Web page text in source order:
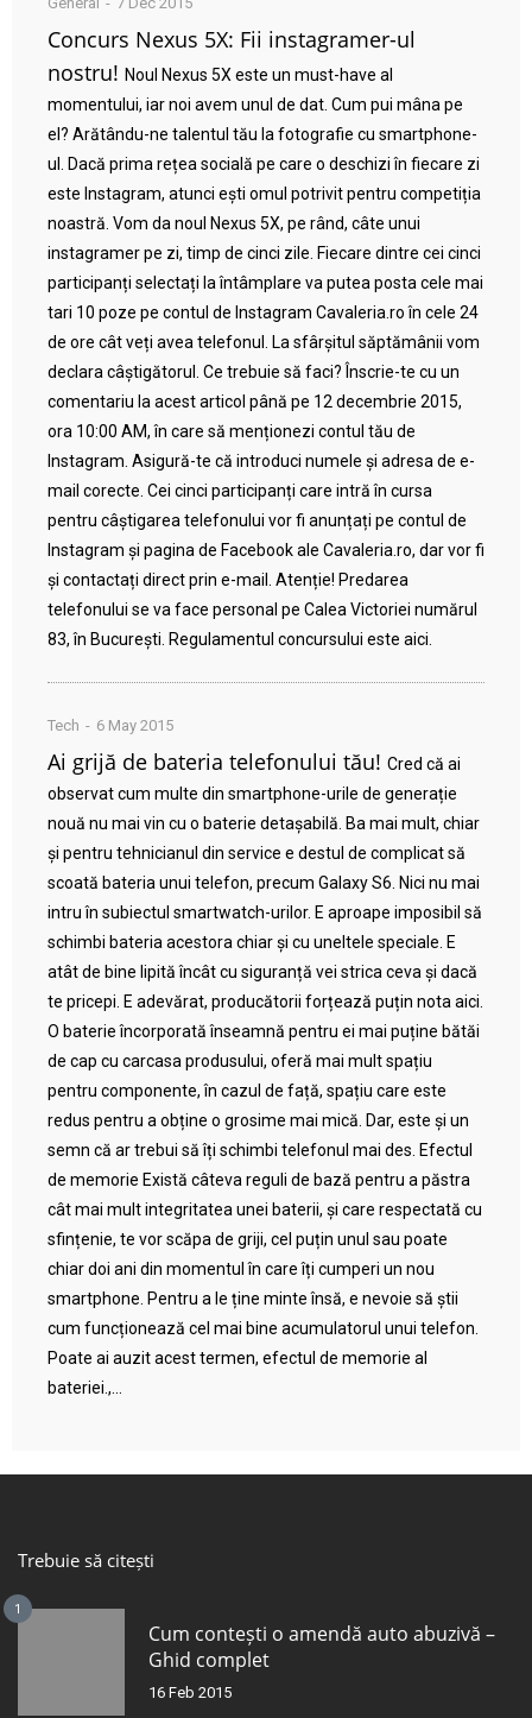
Concurs Nexus 5X: Fii instagramer-ul
nostru! Noul Nexus 5X este un must-have al
momentului, iar noi avem unul de dat. Cum pui mâna pe
el? Arătându-ne talentul tău la fotografie cu smartphone-
ul. Dacă prima rețea socială pe care o deschizi în fiecare zi
este Instagram, atunci ești omul potrivit pentru competiția
noastră. Vom da noul Nexus 5X, pe rând, câte unui
instagramer pe zi, timp de cinci zile. Fiecare dintre cei cinci
participanți selectați la întâmplare va putea posta cele mai
tari 10 poze pe contul de Instagram Cavaleria.ro în cele 24
de ore cât veți avea telefonul. La sfârșitul săptămânii vom
declara câștigătorul. Ce trebuie să faci? Înscrie-te cu un
comentariu la acest articol până pe 12 decembrie 2015,
ora 10:00 AM, în care să menționezi contul tău de
Instagram. Asigură-te că introduci numele și adresa de e-
mail corecte. Cei cinci participanți care intră în cursa
pentru câștigarea telefonului vor fi anunțați pe contul de
Instagram și pagina de Facebook ale Cavaleria.ro, dar vor fi
și contactați direct prin e-mail. Atenție! Predarea
telefonului se va face personal pe Calea Victoriei numărul
83, în București. Regulamentul concursului este aici.
Tech 6 May 2015
Ai grijă de bateria telefonului tău! Cred că ai
observat cum multe din smartphone-urile de generație
nouă nu mai vin cu o baterie detașabilă. Ba mai mult, chiar
și pentru tehnicianul din service e destul de complicat să
scoată bateria unui telefon, precum Galaxy S6. Nici nu mai
intru în subiectul smartwatch-urilor. E aproape imposibil să
schimbi bateria acestora chiar și cu uneltele speciale. E
atât de bine lipită încât cu siguranță vei strica ceva și dacă
te pricepi. E adevărat, producătorii forțează puțin nota aici.
O baterie încorporată înseamnă pentru ei mai puține bătăi
de cap cu carcasa produsului, oferă mai mult spațiu
pentru componente, în cazul de față, spațiu care este
redus pentru a obține o grosime mai mică. Dar, este și un
semn că ar trebui să îți schimbi telefonul mai des. Efectul
de memorie Există câteva reguli de bază pentru a păstra
cât mai mult integritatea unei baterii, și care respectată cu
sfințenie, te vor scăpa de griji, cel puțin unul sau poate
chiar doi ani din momentul în care îți cumperi un nou
smartphone. Pentru a le ține minte însă, e nevoie să știi
cum funcționează cel mai bine acumulatorul unui telefon.
Poate ai auzit acest termen, efectul de memorie al
bateriei.,...
Trebuie să citești
1
Cum contești o amendă auto abuzivă –
Ghid complet
16 Feb 2015